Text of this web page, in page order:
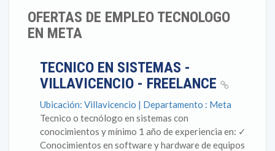
OFERTAS DE EMPLEO TECNOLOGO
EN META
TECNICO EN SISTEMAS -
VILLAVICENCIO - FREELANCE
Ubicación: Villavicencio | Departamento : Meta
Tecnico o tecnólogo en sistemas con
conocimientos y mínimo 1 año de experiencia en: ✓
Conocimientos en software y hardware de equipos